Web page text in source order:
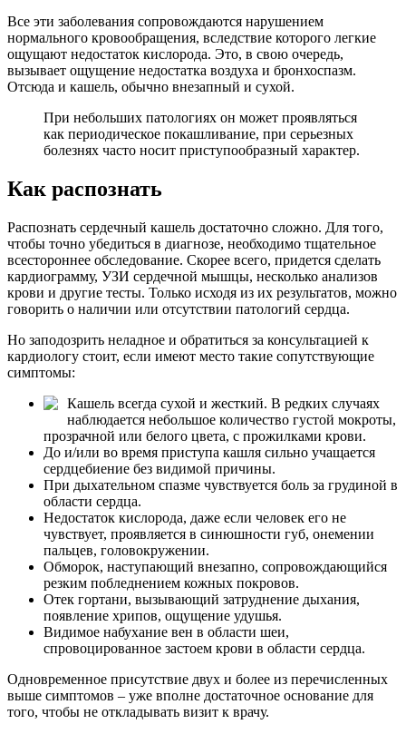
Все эти заболевания сопровождаются нарушением
нормального кровообращения, вследствие которого легкие
ощущают недостаток кислорода. Это, в свою очередь,
вызывает ощущение недостатка воздуха и бронхоспазм.
Отсюда и кашель, обычно внезапный и сухой.
При небольших патологиях он может проявляться
как периодическое покашливание, при серьезных
болезнях часто носит приступообразный характер.
Как распознать
Распознать сердечный кашель достаточно сложно. Для того,
чтобы точно убедиться в диагнозе, необходимо тщательное
всестороннее обследование. Скорее всего, придется сделать
кардиограмму, УЗИ сердечной мышцы, несколько анализов
крови и другие тесты. Только исходя из их результатов, можно
говорить о наличии или отсутствии патологий сердца.
Но заподозрить неладное и обратиться за консультацией к
кардиологу стоит, если имеют место такие сопутствующие
симптомы:
Кашель всегда сухой и жесткий. В редких случаях
наблюдается небольшое количество густой мокроты,
прозрачной или белого цвета, с прожилками крови.
До и/или во время приступа кашля сильно учащается
сердцебиение без видимой причины.
При дыхательном спазме чувствуется боль за грудиной в
области сердца.
Недостаток кислорода, даже если человек его не
чувствует, проявляется в синюшности губ, онемении
пальцев, головокружении.
Обморок, наступающий внезапно, сопровождающийся
резким побледнением кожных покровов.
Отек гортани, вызывающий затруднение дыхания,
появление хрипов, ощущение удушья.
Видимое набухание вен в области шеи,
спровоцированное застоем крови в области сердца.
Одновременное присутствие двух и более из перечисленных
выше симптомов – уже вполне достаточное основание для
того, чтобы не откладывать визит к врачу.